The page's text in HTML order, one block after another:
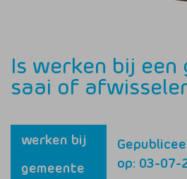
Is werken bij een
saai of
werken bij
gemeente
op: 03-07-